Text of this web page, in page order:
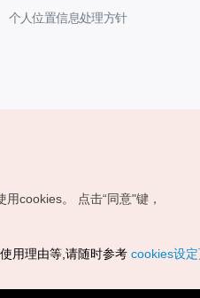
个人位置信息处理方针
版权所有
cookies。
点击“同意"键，
用理由等,请随时参考 cookies设